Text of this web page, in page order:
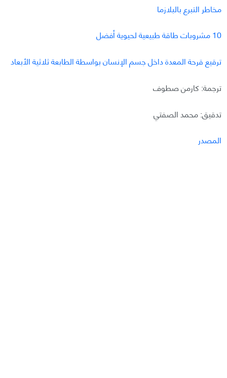
مخاطر التبرع بالبلازما
10 مشروبات طاقة طبيعية لحيوية أفضل
ترقيع قرحة المعدة داخل جسم الإنسان بواسطة الطابعة ثلاثية الأبعاد
ترجمة: كارمن صطوف
تدقيق: محمد الصفتي
المصدر